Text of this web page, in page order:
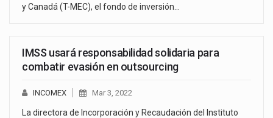
y Canadá (T-MEC), el fondo de inversión…
IMSS usará responsabilidad solidaria para
combatir evasión en outsourcing
INCOMEX Mar 3, 2022
La directora de Incorporación y Recaudación del Instituto